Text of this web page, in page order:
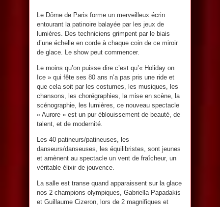
Le Dôme de Paris forme un merveilleux écrin
entourant la patinoire balayée par les jeux de
lumières. Des techniciens grimpent par le biais
d’une échelle en corde à chaque coin de ce miroir
de glace. Le show peut commencer.
Le moins qu’on puisse dire c’est qu’« Holiday on
Ice » qui fête ses 80 ans n’a pas pris une ride et
que cela soit par les costumes, les musiques, les
chansons, les chorégraphies, la mise en scène, la
scénographie, les lumières, ce nouveau spectacle
« Aurore » est un pur éblouissement de beauté, de
talent, et de modernité.
Les 40 patineurs/patineuses, les
danseurs/danseuses, les équilibristes, sont jeunes
et amènent au spectacle un vent de fraîcheur, un
véritable élixir de jouvence.
La salle est transe quand apparaissent sur la glace
nos 2 champions olympiques, Gabriella Papadakis
et Guillaume Cizeron, lors de 2 magnifiques et